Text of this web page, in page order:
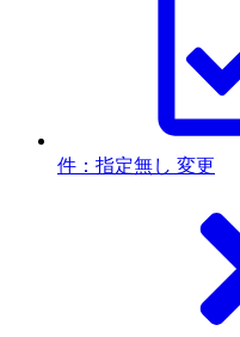
件：指定無し 変更